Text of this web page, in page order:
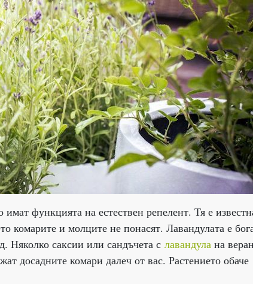
имат функцията на естествен репелент. Тя е
комарите и молците не понасят. Лавандулата е
Няколко саксии или сандъчета с лавандулана
досадните комари далеч от вас. Растението обаче